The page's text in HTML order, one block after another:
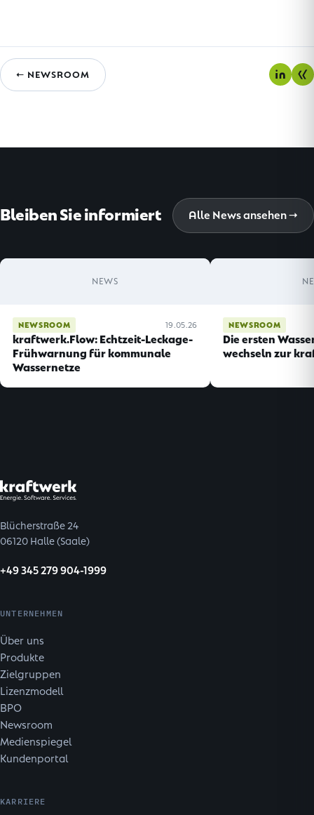
← NEWSROOM
Bleiben Sie informiert Alle News ansehen →
NEWS
NEWSROOM 19.05.26
kraftwerk.Flow: Echtzeit-Leckage-
Frühwarnung für kommunale
Wassernetze
NEWSROOM
Die ersten
wechseln zur
Blücherstraße 24
06120 Halle (Saale)
+49 345 279 904-1999
UNTERNEHMEN
Über uns
Produkte
Zielgruppen
Lizenzmodell
BPO
Newsroom
Medienspiegel
Kundenportal
KARRIERE